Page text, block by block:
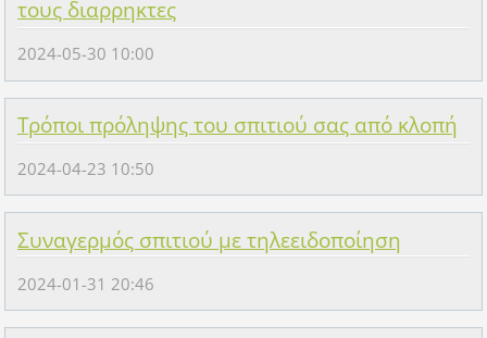
τους διαρρηκτες
2024-05-30 10:00
Τρόποι πρόληψης του σπιτιού σας από κλοπή
2024-04-23 10:50
Συναγερμός σπιτιού με τηλεειδοποίηση
2024-01-31 20:46